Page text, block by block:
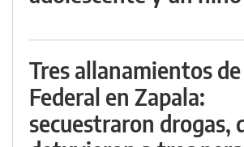
Tres allanamientos
Federal en Zapala:
secuestraron drogas,